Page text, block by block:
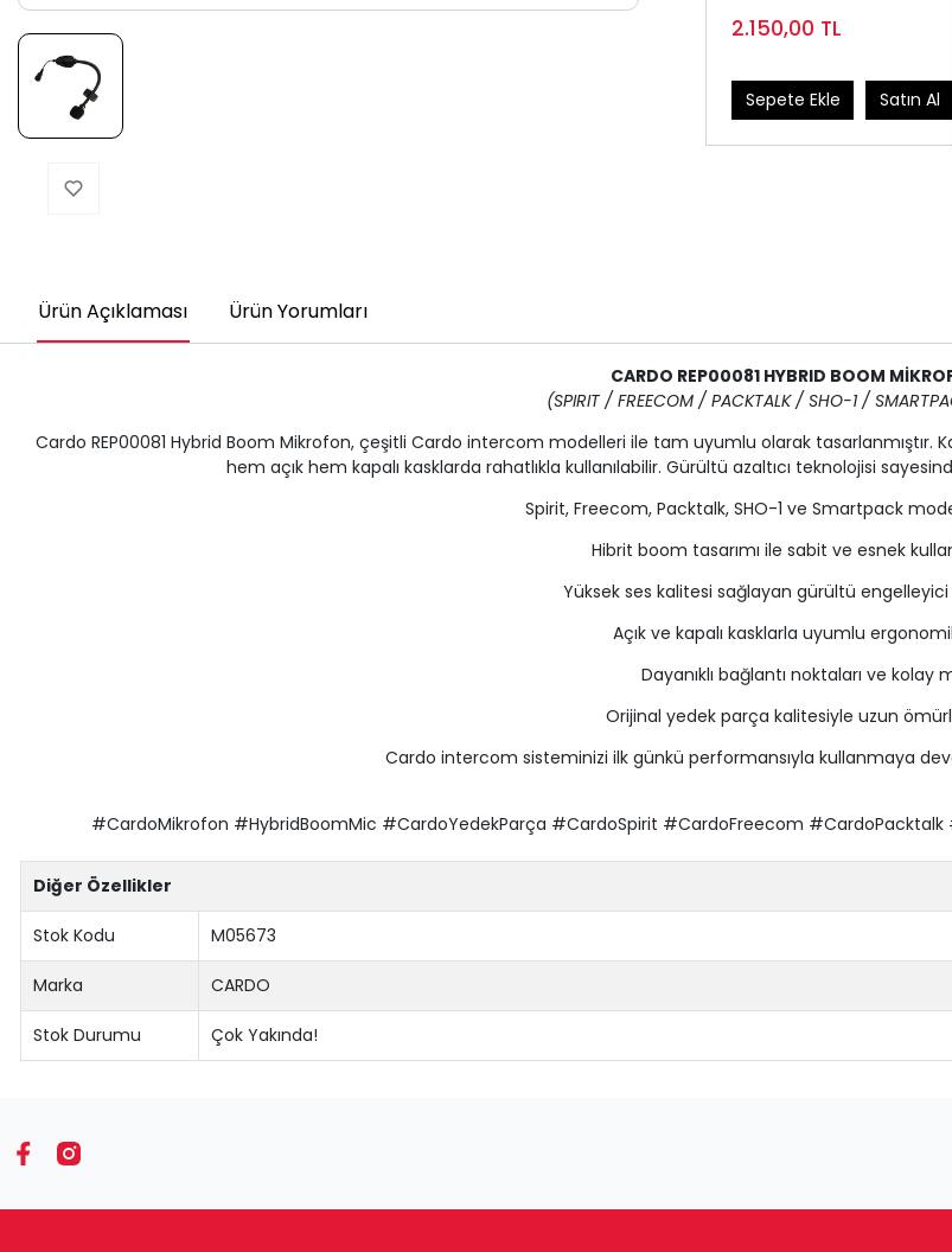
Kişilik |
2.150,00 TL
Sepete Ekle Satın Al
Ürün Açıklaması Ürün Yorumları
CARDO REP00081 HYBRID BOOM
(SPIRIT / FREECOM / PACKTALK / SHO-1 /
Cardo REP00081 Hybrid Boom Mikrofon, çeşitli Cardo intercom modelleri ile tam uyumlu olarak
hem açık hem kapalı kasklarda rahatlıkla kullanılabilir. Gürültü azaltıcı teknolojisi
Spirit, Freecom, Packtalk, SHO-1 ve Smartpack
Hibrit boom tasarımı ile sabit ve esnek
Yüksek ses kalitesi sağlayan gürültü engelleyici
Açık ve kapalı kasklarla uyumlu
Dayanıklı bağlantı noktaları ve kolay
Orijinal yedek parça kalitesiyle uzun
Cardo intercom sisteminizi ilk günkü performansıyla kullanmaya
#CardoMikrofon #HybridBoomMic #CardoYedekParça #CardoSpirit #CardoFreecom
Diğer Özellikler
Stok Kodu M05673
Marka CARDO
Stok Durumu Çok Yakında!